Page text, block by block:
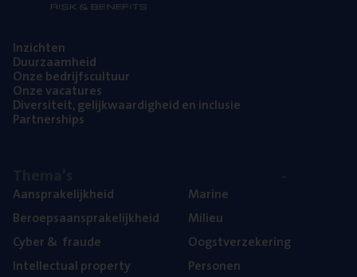
Inzich­ten
Duur­zaam­heid
Onze bedrijfs­cul­tuur
Onze vaca­tu­res
Diver­si­teit, gelijk­waar­dig­heid en inclusie
Part­ner­ships
Aan­spra­ke­lijk­heid
Beroeps­aan­spra­ke­lijk­heid
Cyber& fraude
Intel­lec­tu­al property
Mari­ne
Mili­eu
Oogst­ver­ze­ke­ring
Per­so­nen